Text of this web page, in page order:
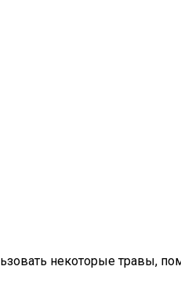
некоторые травы,